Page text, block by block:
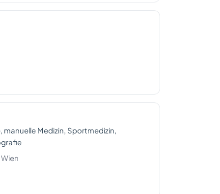
Medizin, Sportmedizin,